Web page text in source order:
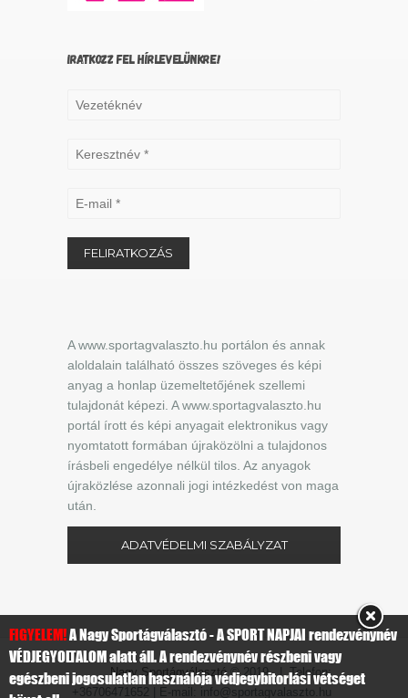
IRATKOZZ FEL HÍRLEVELÜNKRE!
A www.sportagvalaszto.hu portálon és annak
aloldalain található összes szöveges és képi
anyag a honlap üzemeltetőjének szellemi
tulajdonát képezi. A www.sportagvalaszto.hu
portál írott és képi anyagait elektronikus vagy
nyomtatott formában újraközölni a tulajdonos
írásbeli engedélye nélkül tilos. Az anyagok
újraközlése azonnali jogi intézkedést von maga
után.
ADATVÉDELMI SZABÁLYZAT
Nagy Sportágválasztó© 2019 | Telefon:
+36706471652 | E-mail: info@sportagvalaszto.hu
FIGYELEM!A Nagy Sportágválasztó - A SPORT NAPJAI rendezvénynév
VÉDJEGYOLTALOM alatt áll. A rendezvénynév részbeni vagy
egészbeni jogosulatlan használója védjegybitorlási vétséget